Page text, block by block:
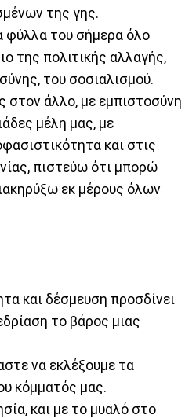
της γης.
φύλλα του σήμερα όλο
της πολιτικής αλλαγής,
του σοσιαλισμού.
στον άλλο, με εμπιστοσύνη
μέλη μας, με
και στις
πιστεύω ότι μπορώ
εκ μέρους όλων
και δέσμευση προσδίνει
το βάρος μιας
να εκλέξουμε τα
κόμματός μας.
και με το μυαλό στο